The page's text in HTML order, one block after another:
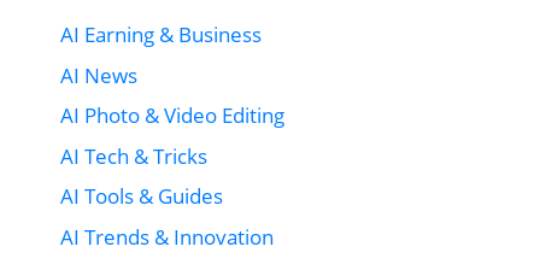
AI Earning & Business
AI News
AI Photo & Video Editing
AI Tech & Tricks
AI Tools & Guides
AI Trends & Innovation